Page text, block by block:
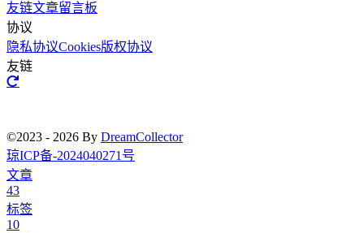
友链文章留言板
协议
隐私协议Cookies版权协议
友链
©2023 - 2026 By DreamCollector
琼ICP备-2024040271号
文章
43
标签
10